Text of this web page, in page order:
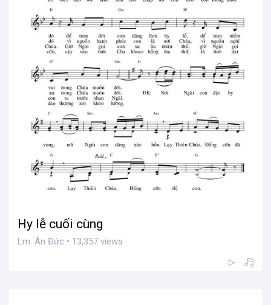
Hy lễ cuối cùng
Lm. Ân Đức • 13,357 views